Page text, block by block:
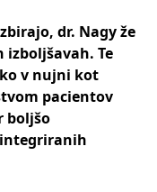
dr. Nagy že
Te
v nujni kot
pacientov
boljšo